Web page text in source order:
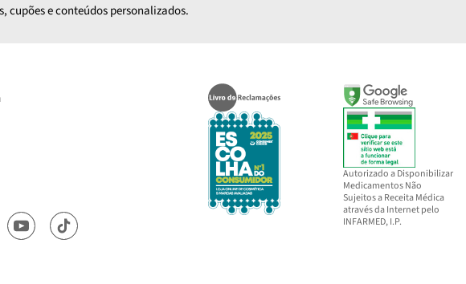
cupões e conteúdos personalizados.
Autorizado a Disponibilizar
Medicamentos Não
Sujeitos a Receita Médica
através da Internet pelo
INFARMED, I.P.